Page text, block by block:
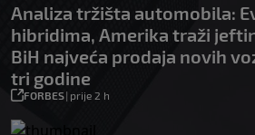
Analiza tržišta automobila:
hibridima, Amerika traži
BiH najveća prodaja novih
tri godine
FORBES| prije 2 h